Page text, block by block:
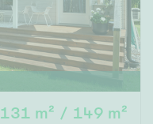
131 m² / 149 m²